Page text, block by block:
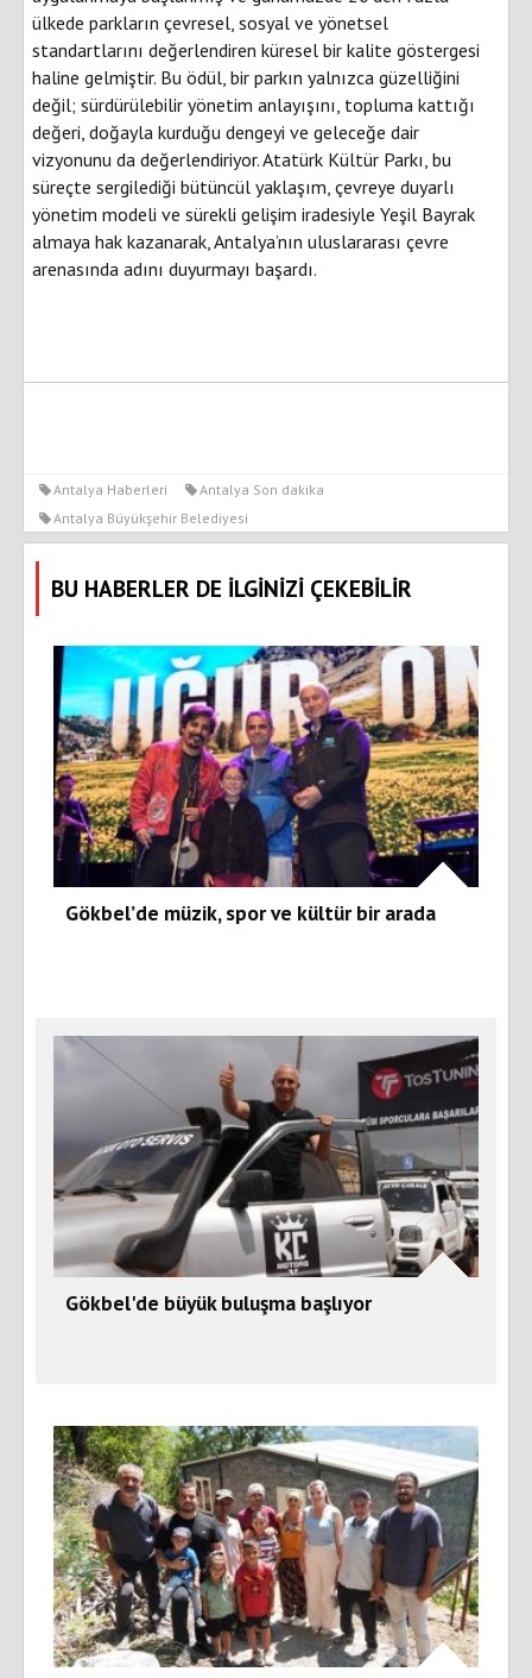
ülkede parkların çevresel, sosyal ve yönetsel
standartlarını değerlendiren küresel bir kalite göstergesi
haline gelmiştir. Bu ödül, bir parkın yalnızca güzelliğini
değil; sürdürülebilir yönetim anlayışını, topluma kattığı
değeri, doğayla kurduğu dengeyi ve geleceğe dair
vizyonunu da değerlendiriyor. Atatürk Kültür Parkı, bu
süreçte sergilediği bütüncül yaklaşım, çevreye duyarlı
yönetim modeli ve sürekli gelişim iradesiyle Yeşil Bayrak
almaya hak kazanarak, Antalya’nın uluslararası çevre
arenasında adını duyurmayı başardı.
Antalya Haberleri
Antalya Son dakika
Antalya Büyükşehir Belediyesi
BU HABERLER DE İLGİNİZİ ÇEKEBİLİR
Gökbel’de müzik, spor ve kültür bir arada
Gökbel'de büyük buluşma başlıyor